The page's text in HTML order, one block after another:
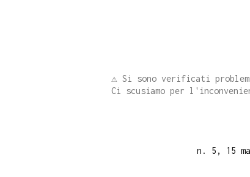
⚠️ Si sono verificati
Ci scusiamo per
n. 5, 15